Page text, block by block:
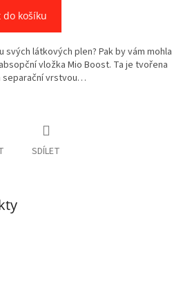
do košíku
látkových plen? Pak by vám mohla
vložka Mio Boost. Ta je tvořena
separační vrstvou…
SDÍLET